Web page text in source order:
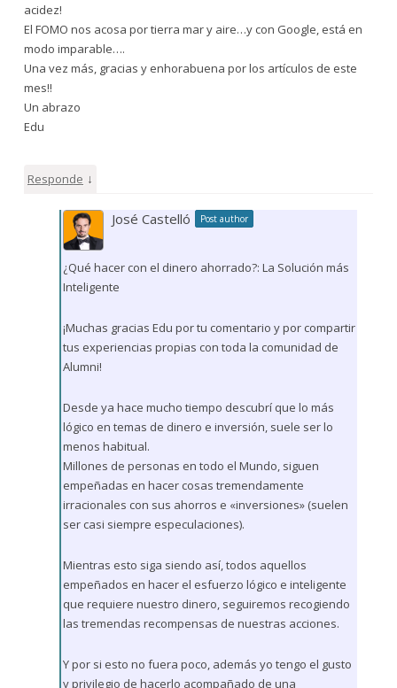
acidez!
El FOMO nos acosa por tierra mar y aire…y con Google, está en
modo imparable….
Una vez más, gracias y enhorabuena por los artículos de este
mes!!
Un abrazo
Edu
Responde ↓
José Castelló Post author
¿Qué hacer con el dinero ahorrado?: La Solución más
Inteligente
¡Muchas gracias Edu por tu comentario y por compartir
tus experiencias propias con toda la comunidad de
Alumni!
Desde ya hace mucho tiempo descubrí que lo más
lógico en temas de dinero e inversión, suele ser lo
menos habitual.
Millones de personas en todo el Mundo, siguen
empeñadas en hacer cosas tremendamente
irracionales con sus ahorros e «inversiones» (suelen
ser casi siempre especulaciones).
Mientras esto siga siendo así, todos aquellos
empeñados en hacer el esfuerzo lógico e inteligente
que requiere nuestro dinero, seguiremos recogiendo
las tremendas recompensas de nuestras acciones.
Y por si esto no fuera poco, además yo tengo el gusto
y privilegio de hacerlo acompañado de una